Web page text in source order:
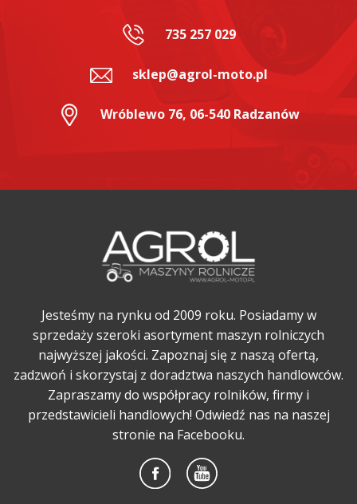
735 257 029
sklep@agrol-moto.pl
Wróblewo 76, 06-540 Radzanów
Jesteśmy na rynku od 2009 roku. Posiadamy w
sprzedaży szeroki asortyment maszyn rolniczych
najwyższej jakości. Zapoznaj się z naszą ofertą,
zadzwoń i skorzystaj z doradztwa naszych handlowców.
Zapraszamy do współpracy rolników, firmy i
przedstawicieli handlowych! Odwiedź nas na naszej
stronie na Facebooku.